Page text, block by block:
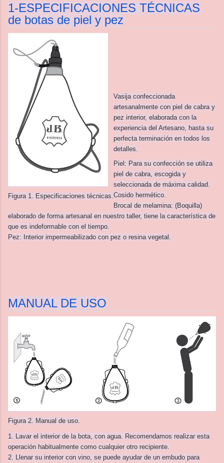
1-ESPECIFICACIONES TÉCNICAS
de botas de piel y pez
Figura 1. Especificaciones técnicas.
Vasija confeccionada
artesanalmente con piel de cabra y
pez interior, elaborada con la
experiencia del Artesano, hasta su
perfecta terminación en todos los
detalles.
Piel: Para su confección se utiliza
piel de cabra, escogida y
seleccionada de máxima calidad.
Cosido hermético.
Brocal de melamina: (Boquilla)
elaborado de forma artesanal en nuestro taller, tiene la característica de
que es indeformable con el tiempo.
Pez: Interior impermeabilizado con pez o resina vegetal.
MANUAL DE USO
Figura 2. Manual de uso.
1. Lavar el interior de la bota, con agua. Recomendamos realizar esta
operación habitualmente como cualquier otro recipiente.
2. Llenar su interior con vino, se puede ayudar de un embudo para